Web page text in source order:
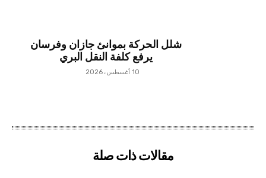
شلل الحركة بموانئ جازان وفرسان
يرفع كلفة النقل البري
10 أغسطس، 2026
مقالات ذات صلة